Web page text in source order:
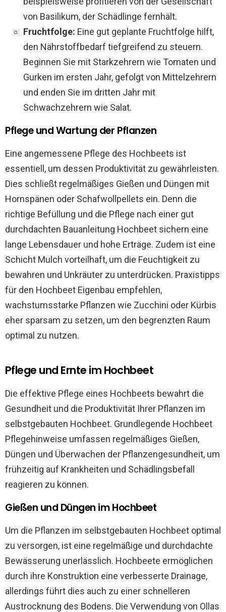
von Basilikum, der Schädlinge fernhält.
Fruchtfolge: Eine gut geplante Fruchtfolge hilft,
den Nährstoffbedarf tiefgreifend zu steuern.
Beginnen Sie mit Starkzehrern wie Tomaten und
Gurken im ersten Jahr, gefolgt von Mittelzehrern
und enden Sie im dritten Jahr mit
Schwachzehrern wie Salat.
Pflege und Wartung der Pflanzen
Eine angemessene Pflege des Hochbeets ist
essentiell, um dessen Produktivität zu gewährleisten.
Dies schließt regelmäßiges Gießen und Düngen mit
Hornspänen oder Schafwollpellets ein. Denn die
richtige Befüllung und die Pflege nach einer gut
durchdachten Bauanleitung Hochbeet sichern eine
lange Lebensdauer und hohe Erträge. Zudem ist eine
Schicht Mulch vorteilhaft, um die Feuchtigkeit zu
bewahren und Unkräuter zu unterdrücken. Praxistipps
für den Hochbeet Eigenbau empfehlen,
wachstumsstarke Pflanzen wie Zucchini oder Kürbis
eher sparsam zu setzen, um den begrenzten Raum
optimal zu nutzen.
Pflege und Ernte im Hochbeet
Die effektive Pflege eines Hochbeets bewahrt die
Gesundheit und die Produktivität Ihrer Pflanzen im
selbstgebauten Hochbeet. Grundlegende Hochbeet
Pflegehinweise umfassen regelmäßiges Gießen,
Düngen und Überwachen der Pflanzengesundheit, um
frühzeitig auf Krankheiten und Schädlingsbefall
reagieren zu können.
Gießen und Düngen im Hochbeet
Um die Pflanzen im selbstgebauten Hochbeet optimal
zu versorgen, ist eine regelmäßige und durchdachte
Bewässerung unerlässlich. Hochbeete ermöglichen
durch ihre Konstruktion eine verbesserte Drainage,
allerdings führt dies auch zu einer schnelleren
Austrocknung des Bodens. Die Verwendung von Ollas